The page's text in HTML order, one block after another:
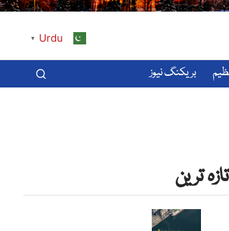
Urdu
▼
بریکنگ نیوز
تازہ ترین